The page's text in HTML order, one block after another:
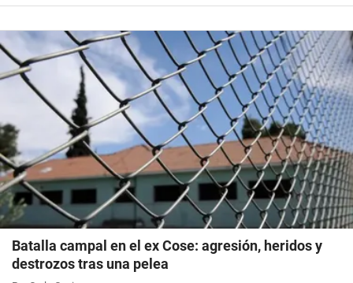
Batalla campal en el ex Cose: agresión, heridos y
destrozos tras una pelea